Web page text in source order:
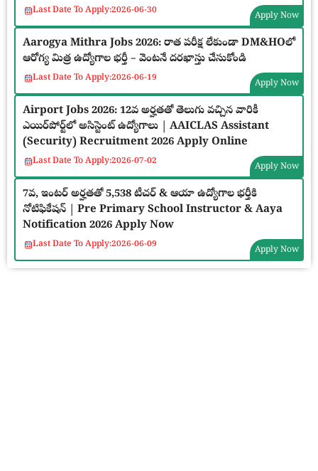
Last Date To Apply:2026-06-30 Apply Now
Aarogya Mithra Jobs 2026: రాత పరీక్ష లేకుండా DM&HOలో
ఆరోగ్య మిత్ర ఉద్యోగాల భర్తీ – వెంటనే దరఖాస్తు చేసుకోండి
Last Date To Apply:2026-06-19 Apply Now
Airport Jobs 2026: 12వ అర్హతతో తెలుగు వచ్చిన వారికీ
ఎయిర్‌పోర్ట్‌లో అసిస్టెంట్ ఉద్యోగాలు | AAICLAS Assistant
(Security) Recruitment 2026 Apply Online
Last Date To Apply:2026-07-02 Apply Now
7వ, ఇంటర్ అర్హతతో 5,538 టీచర్ & ఆయా ఉద్యోగాల భర్తీకి
నోటిఫికేషన్ | Pre Primary School Instructor & Aaya
Notification 2026 Apply Now
Last Date To Apply:2026-06-09 Apply Now